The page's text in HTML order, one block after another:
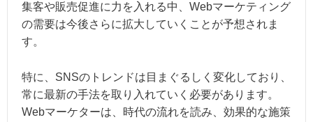
集客や販売促進に力を入れる中、Webマーケティング
の需要は今後さらに拡大していくことが予想されま
す。
特に、SNSのトレンドは目まぐるしく変化しており、
常に最新の手法を取り入れていく必要があります。
Webマーケターは、時代の流れを読み、効果的な施策